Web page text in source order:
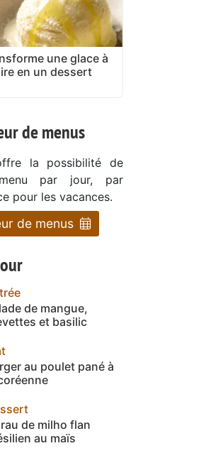
une glace à
en un dessert
de menus
la possibilité de
par jour, par
pour les vacances.
de menus
de mangue,
et basilic
au poulet pané à
de milho flan
au maïs